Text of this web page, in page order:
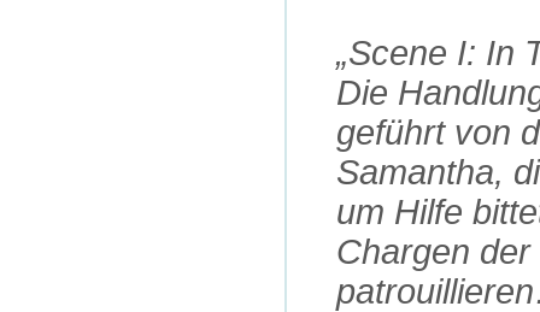
„Scene I: In
Die
geführt von
Samantha,
um Hilfe
Chargen